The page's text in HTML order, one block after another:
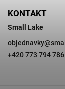
KONTAKT
Small Lake
objednavky@
+420 773 794 786